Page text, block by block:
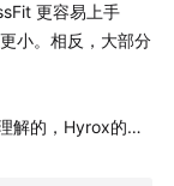
更容易上手
小。相反，大部分
解的，Hyrox的动
训练的